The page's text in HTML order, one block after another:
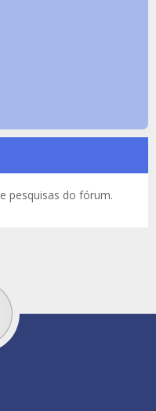
pesquisas do fórum.